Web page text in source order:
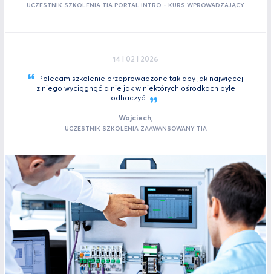
UCZESTNIK SZKOLENIA TIA PORTAL INTRO - KURS WPROWADZAJĄCY
14 I 02 I 2026
Polecam szkolenie przeprowadzone tak aby jak najwięcej
z niego wyciągnąć a nie jak w niektórych ośrodkach byle
odhaczyć
Wojciech,
UCZESTNIK SZKOLENIA ZAAWANSOWANY TIA